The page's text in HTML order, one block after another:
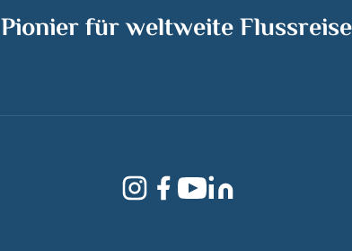
Pionier für weltweite